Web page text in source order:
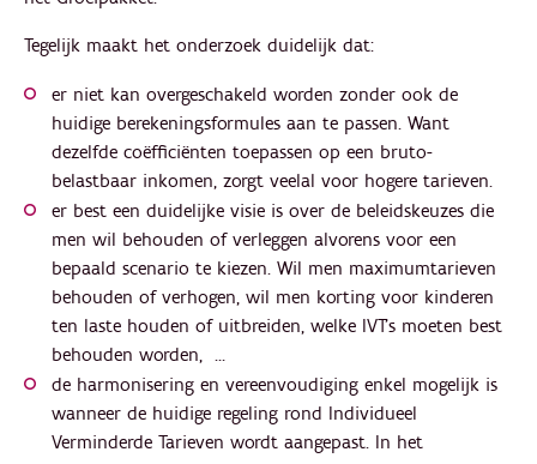
Tegelijk maakt het onderzoek duidelijk dat:
er niet kan overgeschakeld worden zonder ook de
huidige berekeningsformules aan te passen. Want
dezelfde coëfficiënten toepassen op een bruto-
belastbaar inkomen, zorgt veelal voor hogere tarieven.
er best een duidelijke visie is over de beleidskeuzes die
men wil behouden of verleggen alvorens voor een
bepaald scenario te kiezen. Wil men maximumtarieven
behouden of verhogen, wil men korting voor kinderen
ten laste houden of uitbreiden, welke IVT’s moeten best
behouden worden, …
de harmonisering en vereenvoudiging enkel mogelijk is
wanneer de huidige regeling rond Individueel
Verminderde Tarieven wordt aangepast. In het